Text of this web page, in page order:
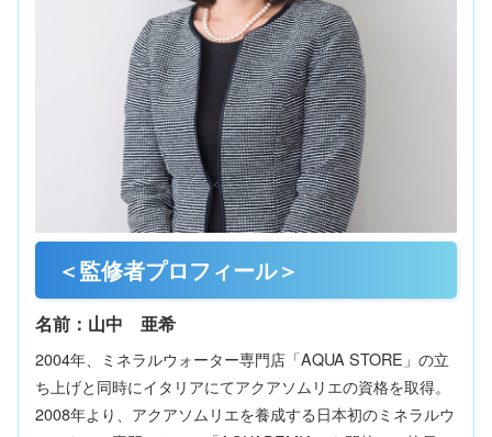
＜監修者プロフィール＞
名前：山中 亜希
2004年、ミネラルウォーター専門店「AQUA STORE」の立
ち上げと同時にイタリアにてアクアソムリエの資格を取得。
2008年より、アクアソムリエを養成する日本初のミネラルウ